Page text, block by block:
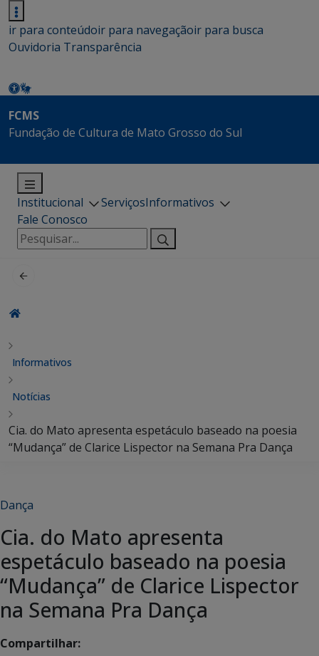
ir para conteúdoir para navegaçãoir para busca
Ouvidoria Transparência
FCMS
Fundação de Cultura de Mato Grosso do Sul
Institucional ServiçosInformativos
Fale Conosco
Pesquisar
por:
Informativos
Notícias
Cia. do Mato apresenta espetáculo baseado na poesia
“Mudança” de Clarice Lispector na Semana Pra Dança
Dança
Cia. do Mato apresenta
espetáculo baseado na poesia
“Mudança” de Clarice Lispector
na Semana Pra Dança
Compartilhar: